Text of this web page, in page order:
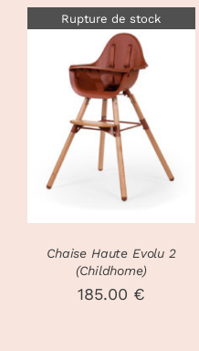
Rupture de stock
DÉTAILS
Chaise Haute Evolu 2
(Childhome)
185.00 €